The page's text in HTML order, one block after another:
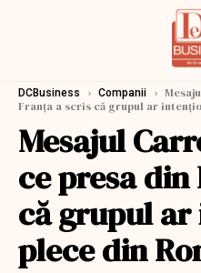
DCBusiness › Companii ›
Franţa a scris că grupul ar
Mesajul
ce presa
că grupul
plece din